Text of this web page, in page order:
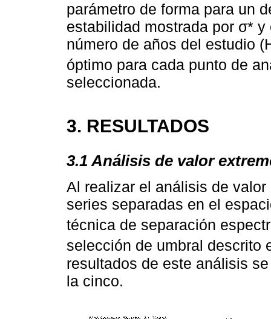
parámetro de forma para un
estabilidad mostrada por σ*
número de años del estudio
óptimo para cada punto de
seleccionada.
3. RESULTADOS
3.1 Análisis de valor
Al realizar el análisis de
series separadas en el
técnica de separación
selección de umbral descrito
resultados de este análisis
la cinco.